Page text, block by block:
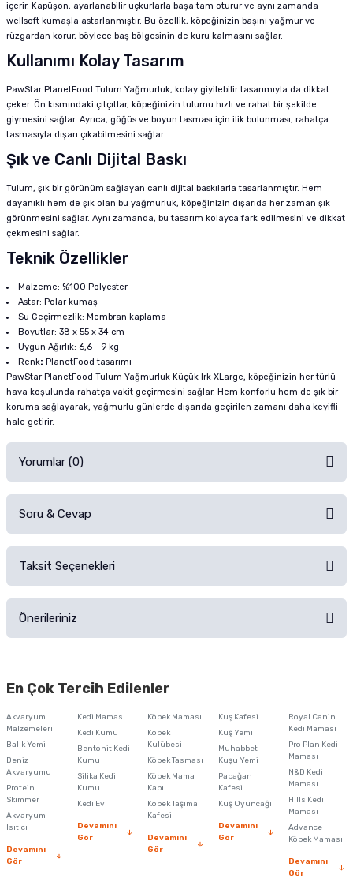
içerir. Kapüşon, ayarlanabilir uçkurlarla başa tam oturur ve aynı zamanda
wellsoft kumaşla astarlanmıştır. Bu özellik, köpeğinizin başını yağmur ve
rüzgardan korur, böylece baş bölgesinin de kuru kalmasını sağlar.
Kullanımı Kolay Tasarım
PawStar PlanetFood Tulum Yağmurluk, kolay giyilebilir tasarımıyla da dikkat
çeker. Ön kısmındaki çıtçıtlar, köpeğinizin tulumu hızlı ve rahat bir şekilde
giymesini sağlar. Ayrıca, göğüs ve boyun tasması için ilik bulunması, rahatça
tasmasıyla dışarı çıkabilmesini sağlar.
Şık ve Canlı Dijital Baskı
Tulum, şık bir görünüm sağlayan canlı dijital baskılarla tasarlanmıştır. Hem
dayanıklı hem de şık olan bu yağmurluk, köpeğinizin dışarıda her zaman şık
görünmesini sağlar. Aynı zamanda, bu tasarım kolayca fark edilmesini ve dikkat
çekmesini sağlar.
Teknik Özellikler
Malzeme: %100 Polyester
Astar: Polar kumaş
Su Geçirmezlik: Membran kaplama
Boyutlar: 38 x 55 x 34 cm
Uygun Ağırlık: 6,6 - 9 kg
Renk: PlanetFood tasarımı
PawStar PlanetFood Tulum Yağmurluk Küçük Irk XLarge, köpeğinizin her türlü
hava koşulunda rahatça vakit geçirmesini sağlar. Hem konforlu hem de şık bir
koruma sağlayarak, yağmurlu günlerde dışarıda geçirilen zamanı daha keyifli
hale getirir.
Yorumlar (0)
Ürünü Satın Al ve Yorumla
Soru & Cevap
Taksit Seçenekleri
Önerileriniz
iletebilirsiniz.
Ürün resmi kalitesiz, bozuk veya görüntülenemiyor.
Ürün açıklamasında eksik bilgiler bulunuyor.
Ürün bilgilerinde hatalar bulunuyor.
Ürün fiyatı diğer sitelerden daha pahalı.
Bu ürüne benzer farklı alternatifler olmalı.
En Çok Tercih Edilenler
Akvaryum
Malzemeleri
Balık Yemi
Deniz
Akvaryumu
Protein
Skimmer
Akvaryum
Isıtıcı
Devamını
Gör
Kedi Maması
Kedi Kumu
Bentonit Kedi
Kumu
Silika Kedi
Kumu
Kedi Evi
Devamını
Gör
Köpek Maması
Köpek
Kulübesi
Köpek Tasması
Köpek Mama
Kabı
Köpek Taşıma
Kafesi
Devamını
Gör
Kuş Kafesi
Kuş Yemi
Muhabbet
Kuşu Yemi
Papağan
Kafesi
Kuş Oyuncağı
Devamını
Gör
Royal Canin
Kedi Maması
Pro Plan Kedi
Maması
N&D Kedi
Maması
Hills Kedi
Maması
Advance
Köpek Maması
Devamını
Gör